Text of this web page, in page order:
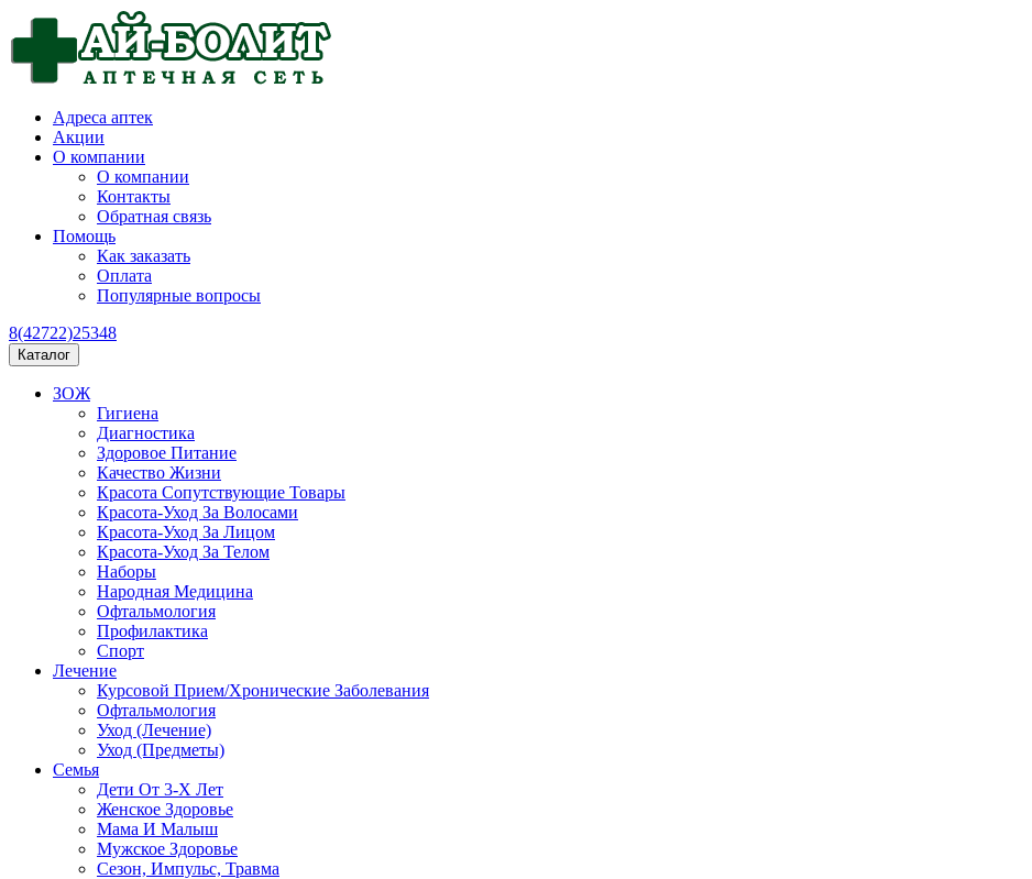
Адреса аптек
Акции
О компании
О компании
Контакты
Обратная связь
Помощь
Как заказать
Оплата
Популярные вопросы
8(42722)25348
Каталог
ЗОЖ
Гигиена
Диагностика
Здоровое Питание
Качество Жизни
Красота Сопутствующие Товары
Красота-Уход За Волосами
Красота-Уход За Лицом
Красота-Уход За Телом
Наборы
Народная Медицина
Офтальмология
Профилактика
Спорт
Лечение
Курсовой Прием/Хронические Заболевания
Офтальмология
Уход (Лечение)
Уход (Предметы)
Семья
Дети От 3-Х Лет
Женское Здоровье
Мама И Малыш
Мужское Здоровье
Сезон, Импульс, Травма